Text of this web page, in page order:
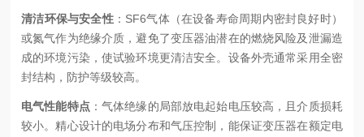
清洁环保与安全性：SF6气体（在设备寿命周期内密封良好时）
或氮气作为绝缘介质，避免了变压器油潜在的燃烧风险及泄漏造
成的环境污染，使试验环境更清洁安全。设备外壳通常采用全密
封结构，防护等级较高。
电气性能特点：气体绝缘的局部放电起始电压较高，且介质损耗
较小。精心设计的电场分布和气压控制，能保证变压器在额定电